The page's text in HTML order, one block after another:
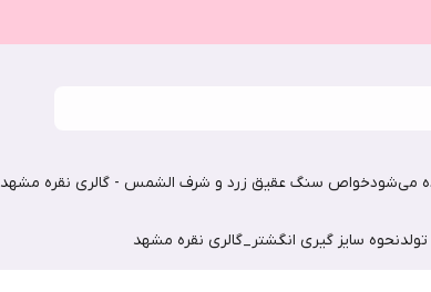
می‌شودخواص سنگ عقیق زرد و شرف الشمس - گالری نقره مشهد
نحوه سایز گیری انگشتر_گالری نقره مشهد